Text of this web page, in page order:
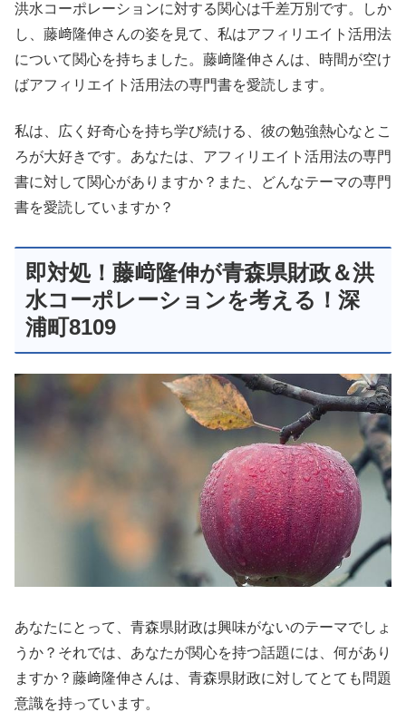
洪水コーポレーションに対する関心は千差万別です。しか
し、藤﨑隆伸さんの姿を見て、私はアフィリエイト活用法
について関心を持ちました。藤﨑隆伸さんは、時間が空け
ばアフィリエイト活用法の専門書を愛読します。
私は、広く好奇心を持ち学び続ける、彼の勉強熱心なとこ
ろが大好きです。あなたは、アフィリエイト活用法の専門
書に対して関心がありますか？また、どんなテーマの専門
書を愛読していますか？
即対処！藤﨑隆伸が青森県財政＆洪
水コーポレーションを考える！深
浦町8109
あなたにとって、青森県財政は興味がないのテーマでしょ
うか？それでは、あなたが関心を持つ話題には、何があり
ますか？藤﨑隆伸さんは、青森県財政に対してとても問題
意識を持っています。